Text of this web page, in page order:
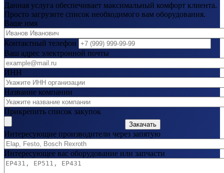
Данная услуга обеспечивает максимальный комфорт клиента.
Просто загрузите список необходимого вам оборудования.
Ваше имя
Контактный телефон
Ваш адрес электронной почты
ИНН
Название компании
Прикрепить список закупок
Закачать
Интересующие производители через запятую
Интересующее вас оборудование или запчасти